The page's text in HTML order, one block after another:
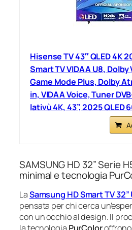
Hisense TV 43″ QLED 4K
Smart TV VIDAA U8, Dolby
Game Mode Plus, Dolby
in, VIDAA Voice, Tuner
lativù 4K, 43”, 2025 QLED
SAMSUNG HD 32” Serie
minimal e tecnologia
LaSamsung HD Smart TV
pensata per chi cerca
con un occhio al design. Il